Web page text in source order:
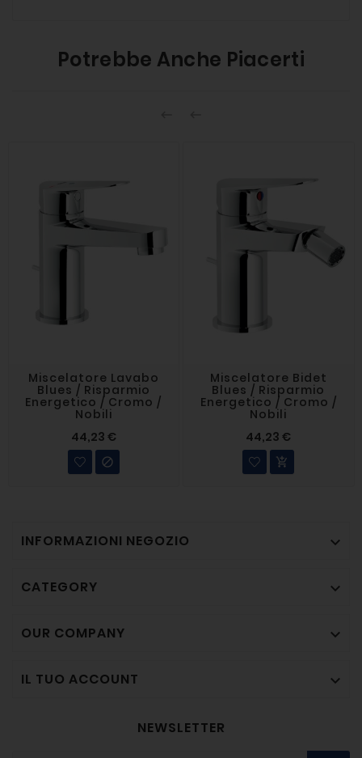
Potrebbe Anche Piacerti
Miscelatore Lavabo
Blues / Risparmio
Energetico / Cromo /
Nobili
44,23 €

Miscelatore Bidet
Blues / Risparmio
Energetico / Cromo /
Nobili
44,23 €

INFORMAZIONI NEGOZIO 
CATEGORY 
OUR COMPANY 
IL TUO ACCOUNT 
NEWSLETTER